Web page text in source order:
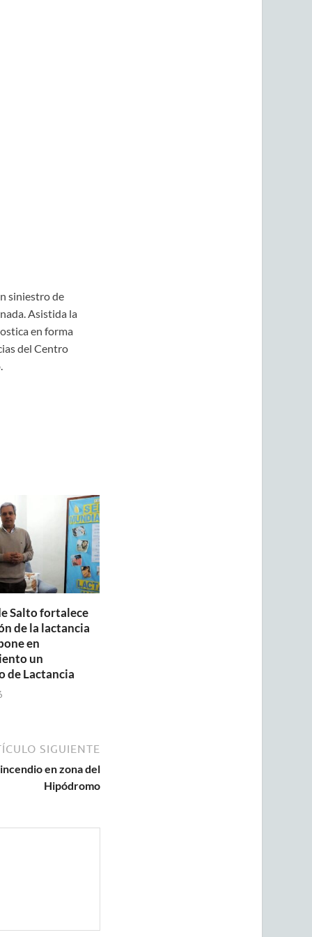
siniestro de
Asistida la
en forma
del Centro
Salto fortalece
de la lactancia
en
un
de Lactancia
SIGUIENTE
en zona del
Hipódromo